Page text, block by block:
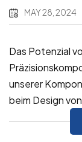
MAY 28, 2024
Das Potenzial
unserer
beim Design